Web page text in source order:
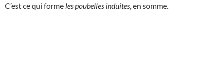
C’est ce qui forme les poubelles induites , en somme.